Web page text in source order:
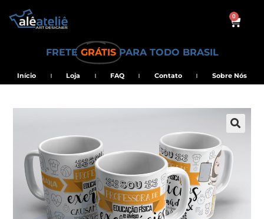
0
FRETE GRÁTIS PARA TODO BRASIL
Início Loja FAQ Contato Sobre Nós